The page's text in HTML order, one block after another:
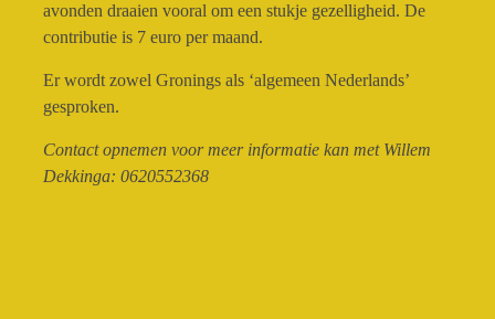
avonden draaien vooral om een stukje gezelligheid. De
contributie is 7 euro per maand.
Er wordt zowel Gronings als ‘algemeen Nederlands’
gesproken.
Contact opnemen voor meer informatie kan met Willem
Dekkinga: 0620552368